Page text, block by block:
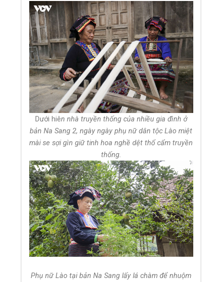
Dưới hiên nhà truyền thống của nhiều gia đình ở
bản Na Sang 2, ngày ngày phụ nữ dân tộc Lào miệt
mài se sợi gìn giữ tinh hoa nghề dệt thổ cẩm truyền
thống.
Phụ nữ Lào tại bản Na Sang lấy lá chàm để nhuộm